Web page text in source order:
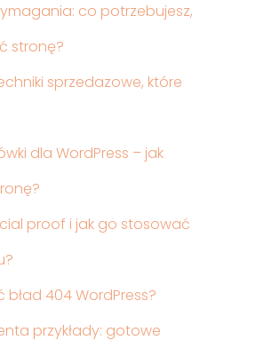
co potrzebujesz,
stronę?
sprzedazowe, które
dla WordPress – jak
proof i jak go stosować
404 WordPress?
przykłady: gotowe